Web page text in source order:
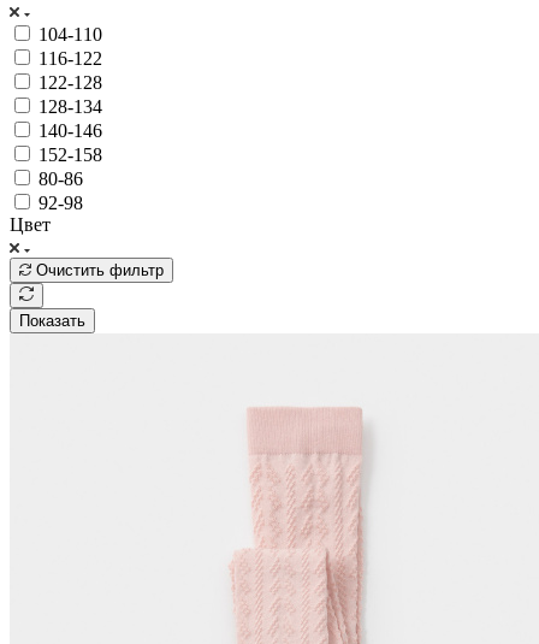
104-110
116-122
122-128
128-134
140-146
152-158
80-86
92-98
Цвет
Очистить фильтр
Показать